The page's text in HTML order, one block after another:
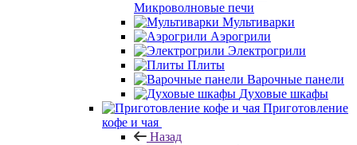
Микроволновые печи
Мультиварки
Аэрогрили
Электрогрили
Плиты
Варочные панели
Духовые шкафы
Приготовление
кофе и чая
Назад